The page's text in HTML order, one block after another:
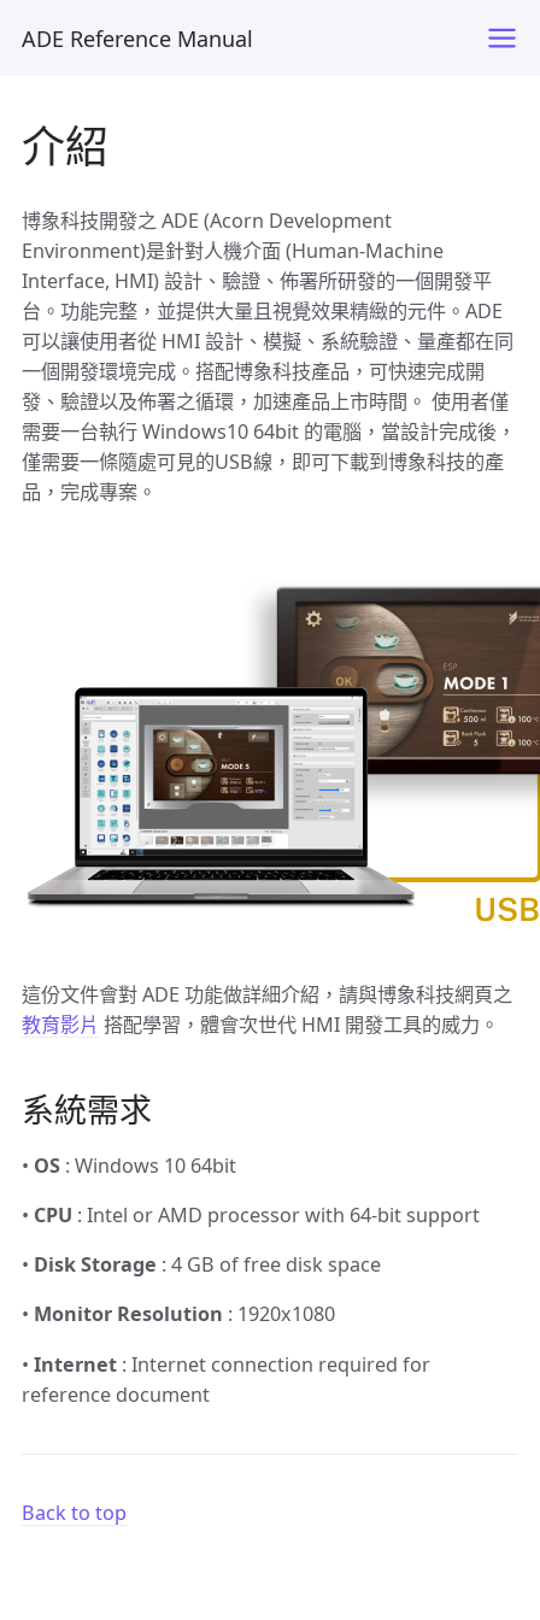
ADE Reference Manual
介紹
博象科技開發之 ADE (Acorn Development
Environment)是針對人機介面 (Human-Machine
Interface, HMI) 設計、驗證、佈署所研發的一個開發平
台。功能完整，並提供大量且視覺效果精緻的元件。ADE
可以讓使用者從 HMI 設計、模擬、系統驗證、量產都在同
一個開發環境完成。搭配博象科技產品，可快速完成開
發、驗證以及佈署之循環，加速產品上市時間。 使用者僅
需要一台執行 Windows10 64bit 的電腦，當設計完成後，
僅需要一條隨處可見的USB線，即可下載到博象科技的產
品，完成專案。
這份文件會對 ADE 功能做詳細介紹，請與博象科技網頁之
教育影片 搭配學習，體會次世代 HMI 開發工具的威力。
系統需求
• OS : Windows 10 64bit
• CPU : Intel or AMD processor with 64-bit support
• Disk Storage : 4 GB of free disk space
• Monitor Resolution : 1920x1080
• Internet : Internet connection required for
reference document
Back to top